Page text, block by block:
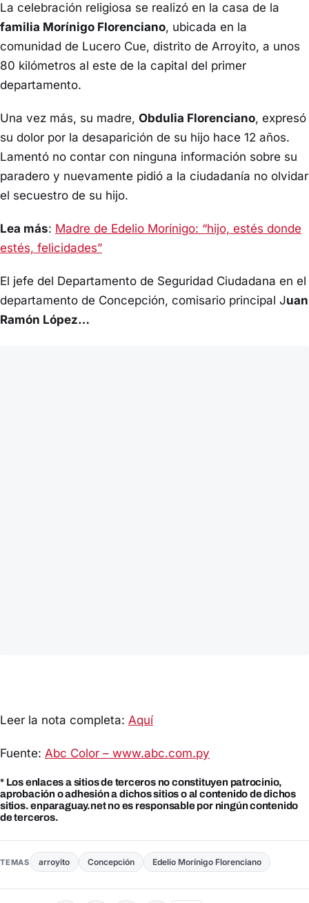
La celebración religiosa se realizó en la casa de la
familia Morínigo Florenciano, ubicada en la
comunidad de Lucero Cue, distrito de Arroyito, a unos
80 kilómetros al este de la capital del primer
departamento.
Una vez más, su madre, Obdulia Florenciano, expresó
su dolor por la desaparición de su hijo hace 12 años.
Lamentó no contar con ninguna información sobre su
paradero y nuevamente pidió a la ciudadanía no olvidar
el secuestro de su hijo.
Lea más: Madre de Edelio Morínigo: “hijo, estés donde
estés, felicidades”
El jefe del Departamento de Seguridad Ciudadana en el
departamento de Concepción, comisario principal Juan
Ramón López…
Leer la nota completa: Aquí
Fuente: Abc Color – www.abc.com.py
* Los enlaces a sitios de terceros no constituyen patrocinio,
aprobación o adhesión a dichos sitios o al contenido de dichos
sitios. enparaguay.net no es responsable por ningún contenido
de terceros.
TEMAS arroyito Concepción Edelio Morínigo Florenciano